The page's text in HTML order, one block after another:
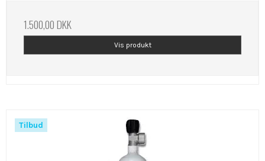
1.500,00 DKK
Vis produkt
Tilbud